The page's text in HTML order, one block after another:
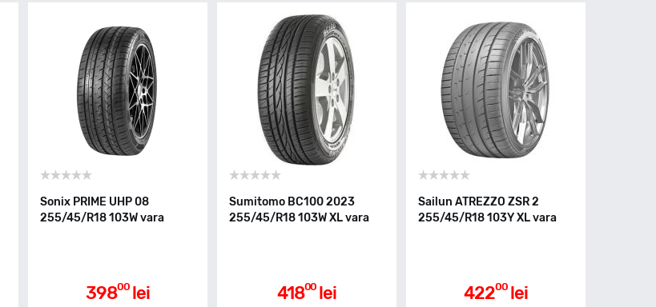
Sonix PRIME UHP 08
255/45/R18 103W vara
39800 lei
Sumitomo BC100 2023
255/45/R18 103W XL vara
41800 lei
Sailun ATREZZO ZSR 2
255/45/R18 103Y XL vara
42200 lei